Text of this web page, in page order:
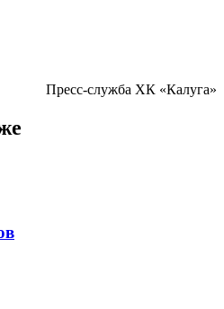
Пресс-служба ХК «Калуга»